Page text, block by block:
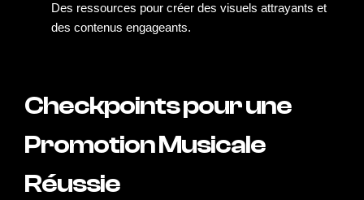
Des ressources pour créer des visuels attrayants et
des contenus engageants.
Checkpoints pour une
Promotion Musicale
Réussie